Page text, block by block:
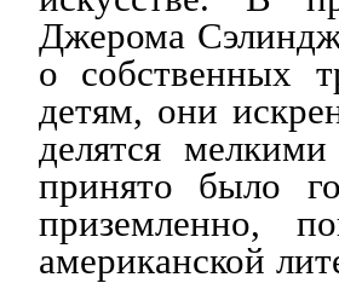
Джерома
о собственных
детям, они
делятся
принято было
приземленно,
американской